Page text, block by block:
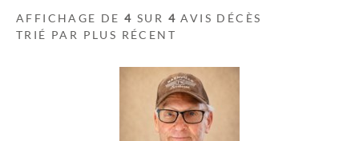
AFFICHAGE DE4 SUR 4 AVIS DÉCÈS
TRIÉ PAR PLUS RÉCENT